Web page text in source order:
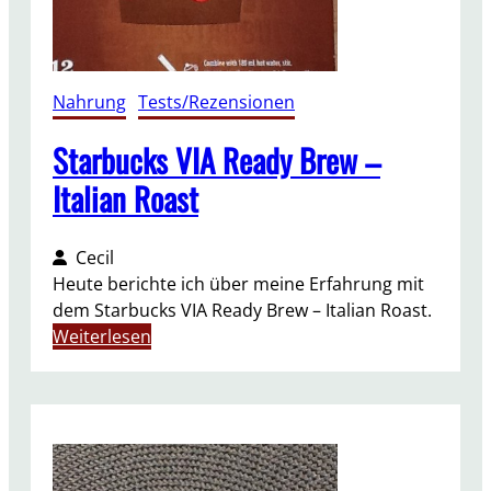
e
n
Nahrung Tests/Rezensionen
Starbucks VIA Ready Brew –
Italian Roast
Cecil
Heute berichte ich über meine Erfahrung mit
dem Starbucks VIA Ready Brew – Italian Roast.
Weiterlesen
r
b